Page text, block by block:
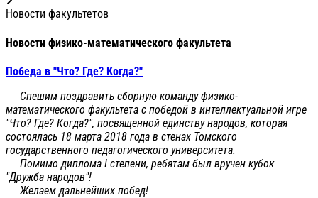
Новости факультетов
Новости физико-математического факультета
Победа в "Что? Где? Когда?"
Спешим поздравить сборную команду физико-
математического факультета с победой в интеллектуальной игре
"Что? Где? Когда?", посвященной единству народов, которая
состоялась 18 марта 2018 года в стенах Томского
государственного педагогического университета.
Помимо диплома I степени, ребятам был вручен кубок
"Дружба народов"!
Желаем дальнейших побед!